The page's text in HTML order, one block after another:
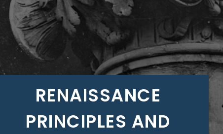
RENAISSANCE
PRINCIPLES AND